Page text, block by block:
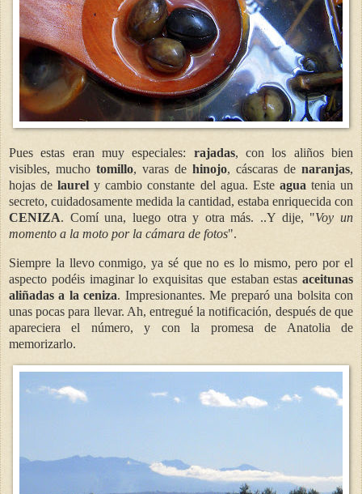
Pues estas eran muy especiales: rajadas, con los aliños bien
visibles, mucho tomillo, varas de hinojo, cáscaras de naranjas,
hojas delaurel y cambio constante del agua. Este agua tenia un
secreto, cuidadosamente medida la cantidad, estaba enriquecida con
CENIZA. Comí una, luego otra y otra más. ..Y dije, "Voy un
momento a la moto por la cámara de fotos".
Siempre la llevo conmigo, ya sé que no es lo mismo, pero por el
aspecto podéis imaginar lo exquisitas que estaban estas aceitunas
aliñadas a la ceniza. Impresionantes. Me preparó una bolsita con
unas pocas para llevar. Ah, entregué la notificación, después de que
apareciera el número, y con la promesa de Anatolia de
memorizarlo.